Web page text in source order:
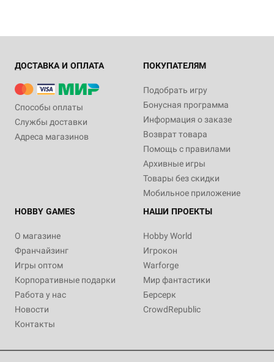
ДОСТАВКА И ОПЛАТА
Способы оплаты
Службы доставки
Адреса магазинов
ПОКУПАТЕЛЯМ
Подобрать игру
Бонусная программа
Информация о заказе
Возврат товара
Помощь с правилами
Архивные игры
Товары без скидки
Мобильное приложение
HOBBY GAMES
О магазине
Франчайзинг
Игры оптом
Корпоративные подарки
Работа у нас
Новости
Контакты
НАШИ ПРОЕКТЫ
Hobby World
Игрокон
Warforge
Мир фантастики
Берсерк
CrowdRepublic